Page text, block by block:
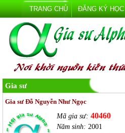
TRANG CHỦ ĐĂNG KÝ HỌC
Gia sư
Gia sư Đỗ Nguyễn Như Ngọc
Mã gia sư: 40460
Năm sinh: 2001